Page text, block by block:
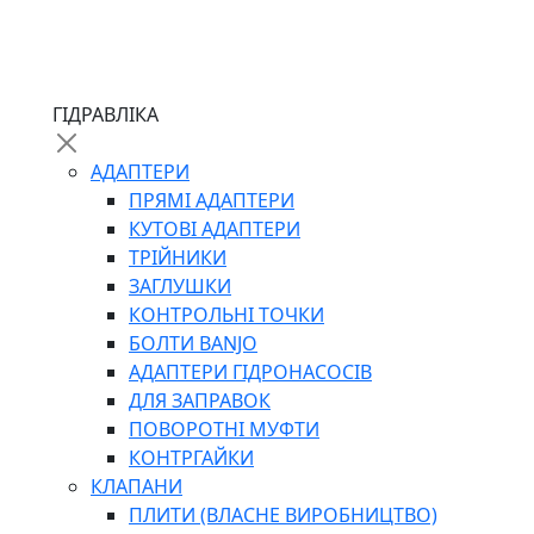
СИЛОВІ
ДРОТЯНІ
ПРУЖИННІ
НЕЙЛОНОВІ
ПРОРЕЗИНЕНІ
АВТОТОВАРИ
АВТОХІМІЯ
ДОМКРАТИ
ГІДРАВЛІКА
АДАПТЕРИ
ПРЯМІ АДАПТЕРИ
КУТОВІ АДАПТЕРИ
ТРІЙНИКИ
ЗАГЛУШКИ
КОНТРОЛЬНІ ТОЧКИ
БОЛТИ BANJO
АДАПТЕРИ ГІДРОНАСОСІВ
ДЛЯ ЗАПРАВОК
ПОВОРОТНІ МУФТИ
КОНТРГАЙКИ
КЛАПАНИ
ПЛИТИ (ВЛАСНЕ ВИРОБНИЦТВО)